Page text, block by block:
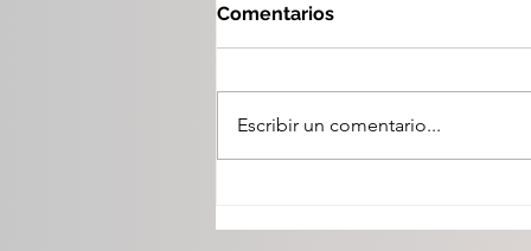
Comentarios
Escribir un comentario...